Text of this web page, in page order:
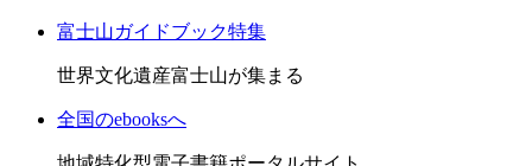
富士山ガイドブック特集
世界文化遺産富士山が集まる
全国のebooksへ